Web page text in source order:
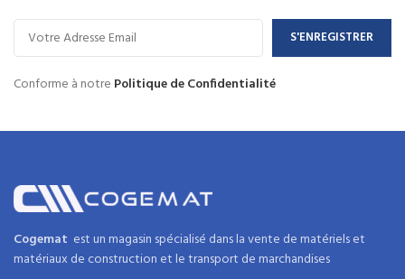
Conforme à notre Politique de Confidentialité
Cogemat est un magasin spécialisé dans lavente de matériels et
matériaux de construction etle transport de marchandises